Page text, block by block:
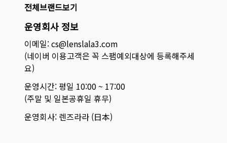
전체브랜드보기
운영회사 정보
이메일: cs@lenslala3.com
(네이버 이용고객은 꼭 스팸예외대상에 등록해주세
요)
운영시간: 평일 10:00 ~ 17:00
(주말 및 일본공휴일 휴무)
운영회사: 렌즈라라 (日本)